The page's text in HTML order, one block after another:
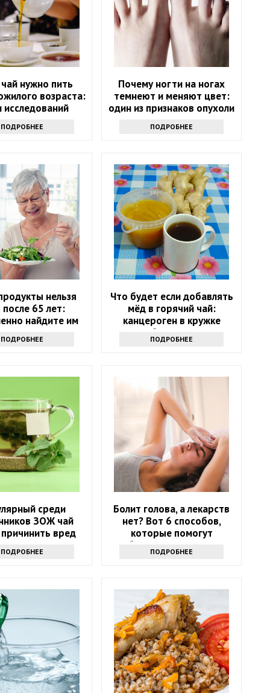
нужно пить
возраста:
исследований
ПОДРОБНЕЕ
Почему ногти на ногах
темнеют и меняют цвет:
один из признаков опухоли
ПОДРОБНЕЕ
нельзя
после 65 лет:
найдите им
ПОДРОБНЕЕ
Что будет если добавлять
мёд в горячий чай:
канцероген в кружке
обеспечен?
ПОДРОБНЕЕ
среди
ЗОЖ чай
вред
ПОДРОБНЕЕ
Болит голова, а лекарств
нет? Вот 6 способов,
которые помогут
избавиться от напасти
ПОДРОБНЕЕ